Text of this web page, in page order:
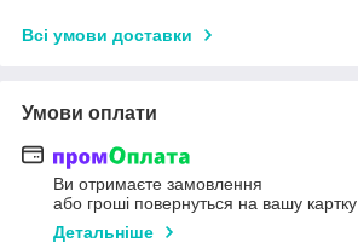
Всі умови доставки
Умови оплати
Ви отримаєте замовлення
або гроші повернуться на вашу картку
Детальніше